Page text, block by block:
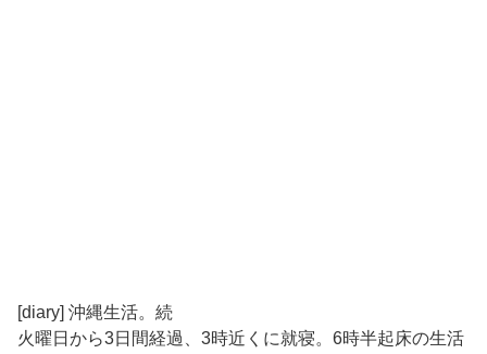
[diary] 沖縄生活。続
火曜日から3日間経過、3時近くに就寝。6時半起床の生活